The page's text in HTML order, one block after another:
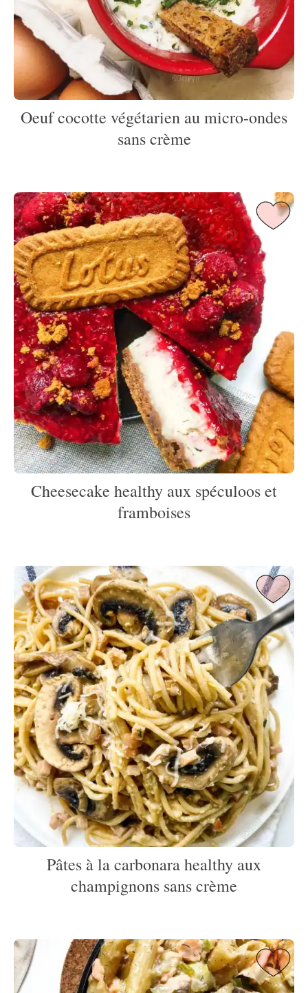
Oeuf cocotte végétarien au micro-ondes
sans crème
Cheesecake healthy aux spéculoos et
framboises
Pâtes à la carbonara healthy aux
champignons sans crème